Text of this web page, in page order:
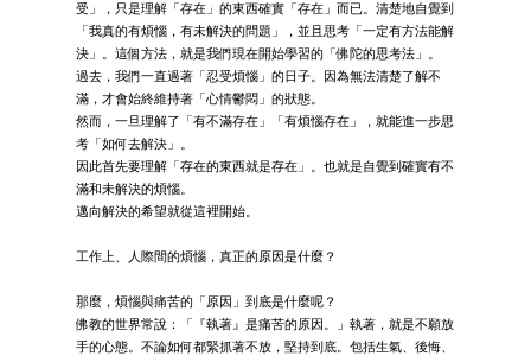
受」，只是理解「存在」的東西確實「存在」而已。清楚地自覺到
「我真的有煩惱，有未解決的問題」，並且思考「一定有方法能解
決」。這個方法，就是我們現在開始學習的「佛陀的思考法」。
過去，我們一直過著「忍受煩惱」的日子。因為無法清楚了解不
滿，才會始終維持著「心情鬱悶」的狀態。
然而，一旦理解了「有不滿存在」「有煩惱存在」，就能進一步思
考「如何去解決」。
因此首先要理解「存在的東西就是存在」。也就是自覺到確實有不
滿和未解決的煩惱。
邁向解決的希望就從這裡開始。
工作上、人際間的煩惱，真正的原因是什麼？
那麼，煩惱與痛苦的「原因」到底是什麼呢？
佛教的世界常說：「『執著』是痛苦的原因。」執著，就是不願放
手的心態。不論如何都緊抓著不放，堅持到底。包括生氣、後悔、